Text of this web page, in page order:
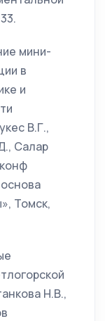
мини-
в
и
В.Г.,
Салар
Томск,
Н.В.,